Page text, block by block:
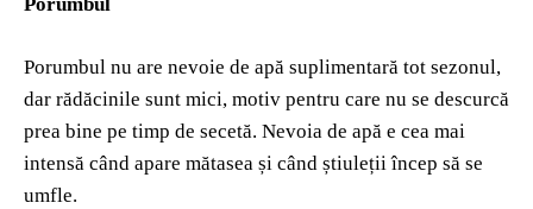
Porumbul nu are nevoie de apă suplimentară tot sezonul,
dar rădăcinile sunt mici, motiv pentru care nu se descurcă
prea bine pe timp de secetă. Nevoia de apă e cea mai
intensă când apare mătasea și când știuleții încep să se
umfle.